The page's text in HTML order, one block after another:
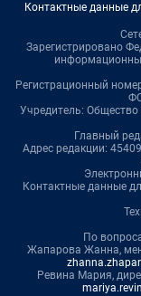
Контактные данные
Зарегистрировано
Регистрационный
Учредитель:
Главный
Адрес редакции:
Контактные данные
По
Жапарова Жанна,
Ревина Мария,